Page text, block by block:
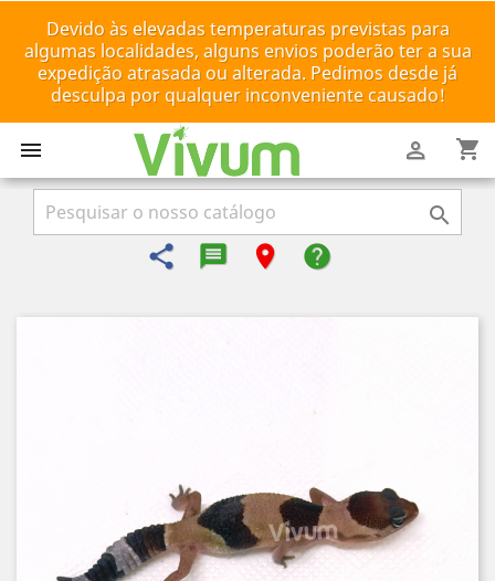
Devido às elevadas temperaturas previstas para
algumas localidades, alguns envios poderão ter a sua
expedição atrasada ou alterada. Pedimos desde já
desculpa por qualquer inconveniente causado!
 shopping_cart


share message-reply-text
room help